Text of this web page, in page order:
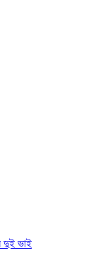
দুই ভাই